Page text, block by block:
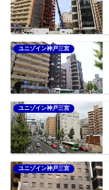
ユニゾイン神戸三宮
ユニゾイン神戸三宮
ユニゾイン神戸三宮